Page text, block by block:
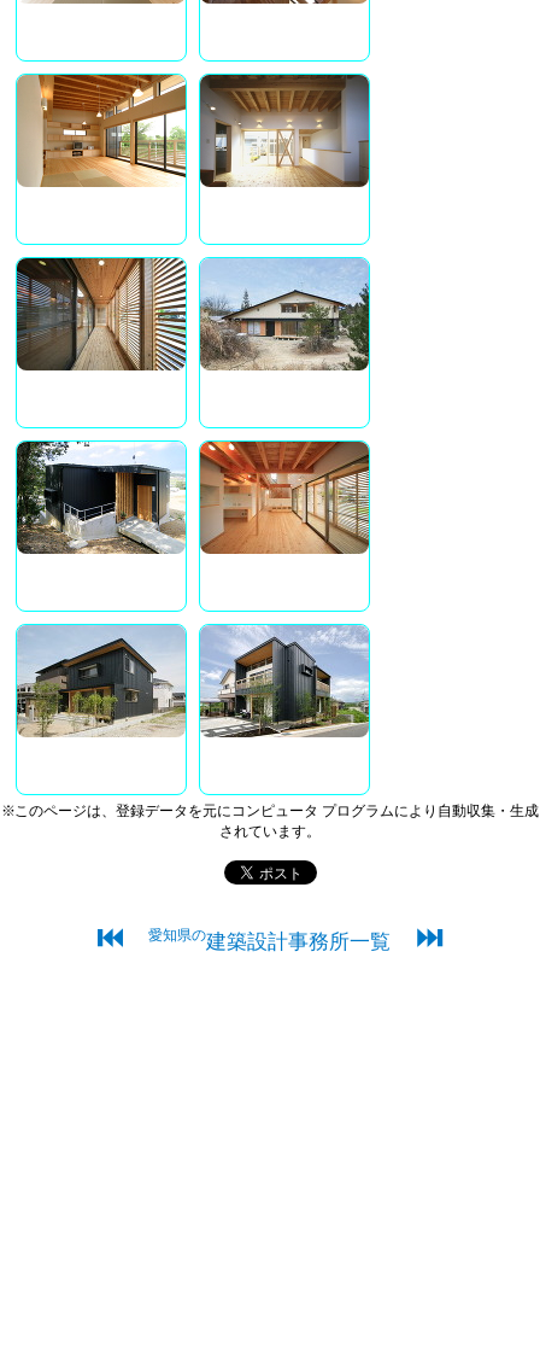
※このページは、登録データを元にコンピュータ プログラムにより自動収集・生成
されています。
⏮ 愛知県の建築設計事務所一覧 ⏭